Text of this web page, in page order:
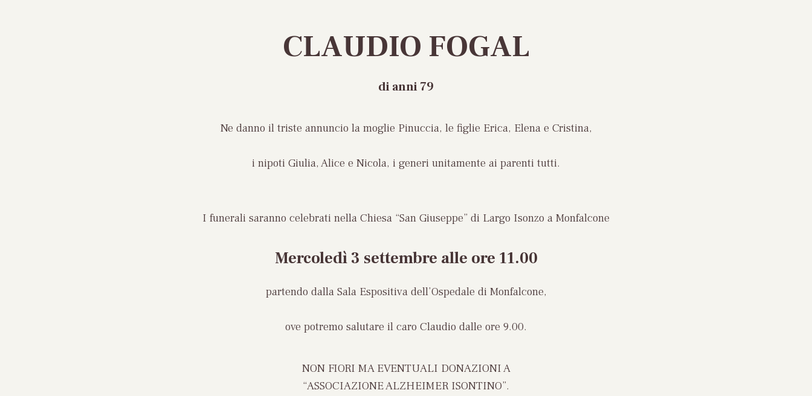
CLAUDIO FOGAL
di anni 79
Ne danno il triste annuncio la moglie Pinuccia, le figlie Erica, Elena e Cristina,
i nipoti Giulia, Alice e Nicola, i generi unitamente ai parenti tutti.
I funerali saranno celebrati nella Chiesa “San Giuseppe” di Largo Isonzo a Monfalcone
Mercoledì 3 settembre alle ore 11.00
partendo dalla Sala Espositiva dell’Ospedale di Monfalcone,
ove potremo salutare il caro Claudio dalle ore 9.00.
NON FIORI MA EVENTUALI DONAZIONI A
“ASSOCIAZIONE ALZHEIMER ISONTINO”.